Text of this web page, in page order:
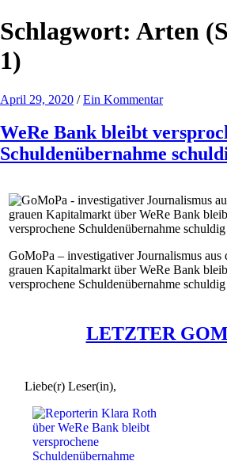
Schlagwort: Arten
1)
April 29, 2020 / Ein Kommentar
WeRe Bank bleibt
Schuldenübernahme
GoMoPa – investigativer Journalismus aus
grauen Kapitalmarkt über WeRe Bank
versprochene Schuldenübernahme schuldig
LETZTER
Liebe(r) Leser(in),